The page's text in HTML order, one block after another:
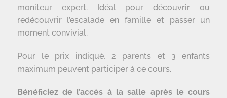
moniteur expert. Idéal pour découvrir ou
redécouvrir l’escalade en famille et passer un
moment convivial.
Pour le prix indiqué, 2 parents et 3 enfants
maximum peuvent participer à ce cours.
Bénéficiez de l’accès à la salle après le cours